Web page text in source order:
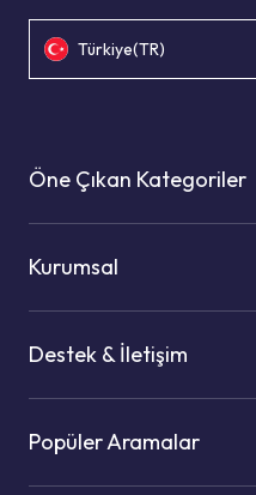
Türkiye(TR)
Öne Çıkan Kategoriler
Kurumsal
Destek & İletişim
Popüler Aramalar